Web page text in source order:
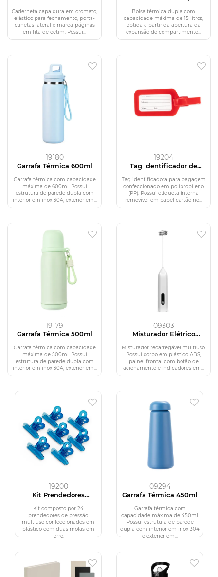
Caderneta capa dura em cromato,
elástico para fechamento, porta-
canetas lateral e marca-páginas
em fita de cetim. Possui...
Bolsa térmica dupla com
capacidade máxima de 15 litros,
obtida a partir da abertura da
expansão do compartimento...
19180
Garrafa Térmica 600ml
Garrafa térmica com capacidade
máxima de 600ml. Possui
estrutura de parede dupla com
interior em inox 304, exterior em...
19204
Tag Identificador de
Tag identificadora para bagagem
confeccionado em polipropileno
(PP). Possui etiqueta interna
removível em papel cartão no...
19179
Garrafa Térmica 500ml
Garrafa térmica com capacidade
máxima de 500ml. Possui
estrutura de parede dupla com
interior em inox 304, exterior em...
09303
Misturador Elétrico
Misturador recarregável multiuso.
Possui corpo em plástico ABS,
painel frontal com botão de
acionamento e indicadores em...
19200
Kit Prendedores
Kit composto por 24
prendedores de pressão
multiuso confeccionados em
plástico com duas molas em
ferro.
09294
Garrafa Térmica 450ml
Garrafa térmica com
capacidade máxima de 450ml.
Possui estrutura de parede
dupla com interior em inox 304
e exterior em...